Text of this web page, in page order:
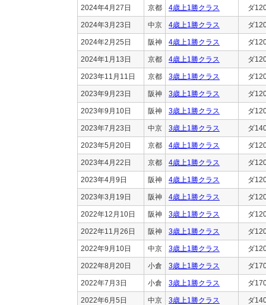
2024年4月27日 京都 4歳上1勝クラス ダ
2024年3月23日 中京 4歳上1勝クラス ダ
2024年2月25日 阪神 4歳上1勝クラス ダ
2024年1月13日 京都 4歳上1勝クラス ダ
2023年11月11日 京都 3歳上1勝クラス ダ
2023年9月23日 阪神 3歳上1勝クラス ダ
2023年9月10日 阪神 3歳上1勝クラス ダ
2023年7月23日 中京 3歳上1勝クラス ダ
2023年5月20日 京都 4歳上1勝クラス ダ
2023年4月22日 京都 4歳上1勝クラス ダ
2023年4月9日 阪神 4歳上1勝クラス ダ
2023年3月19日 阪神 4歳上1勝クラス ダ
2022年12月10日 阪神 3歳上1勝クラス ダ
2022年11月26日 阪神 3歳上1勝クラス ダ
2022年9月10日 中京 3歳上1勝クラス ダ
2022年8月20日 小倉 3歳上1勝クラス ダ
2022年7月3日 小倉 3歳上1勝クラス ダ
2022年6月5日 中京 3歳上1勝クラス ダ